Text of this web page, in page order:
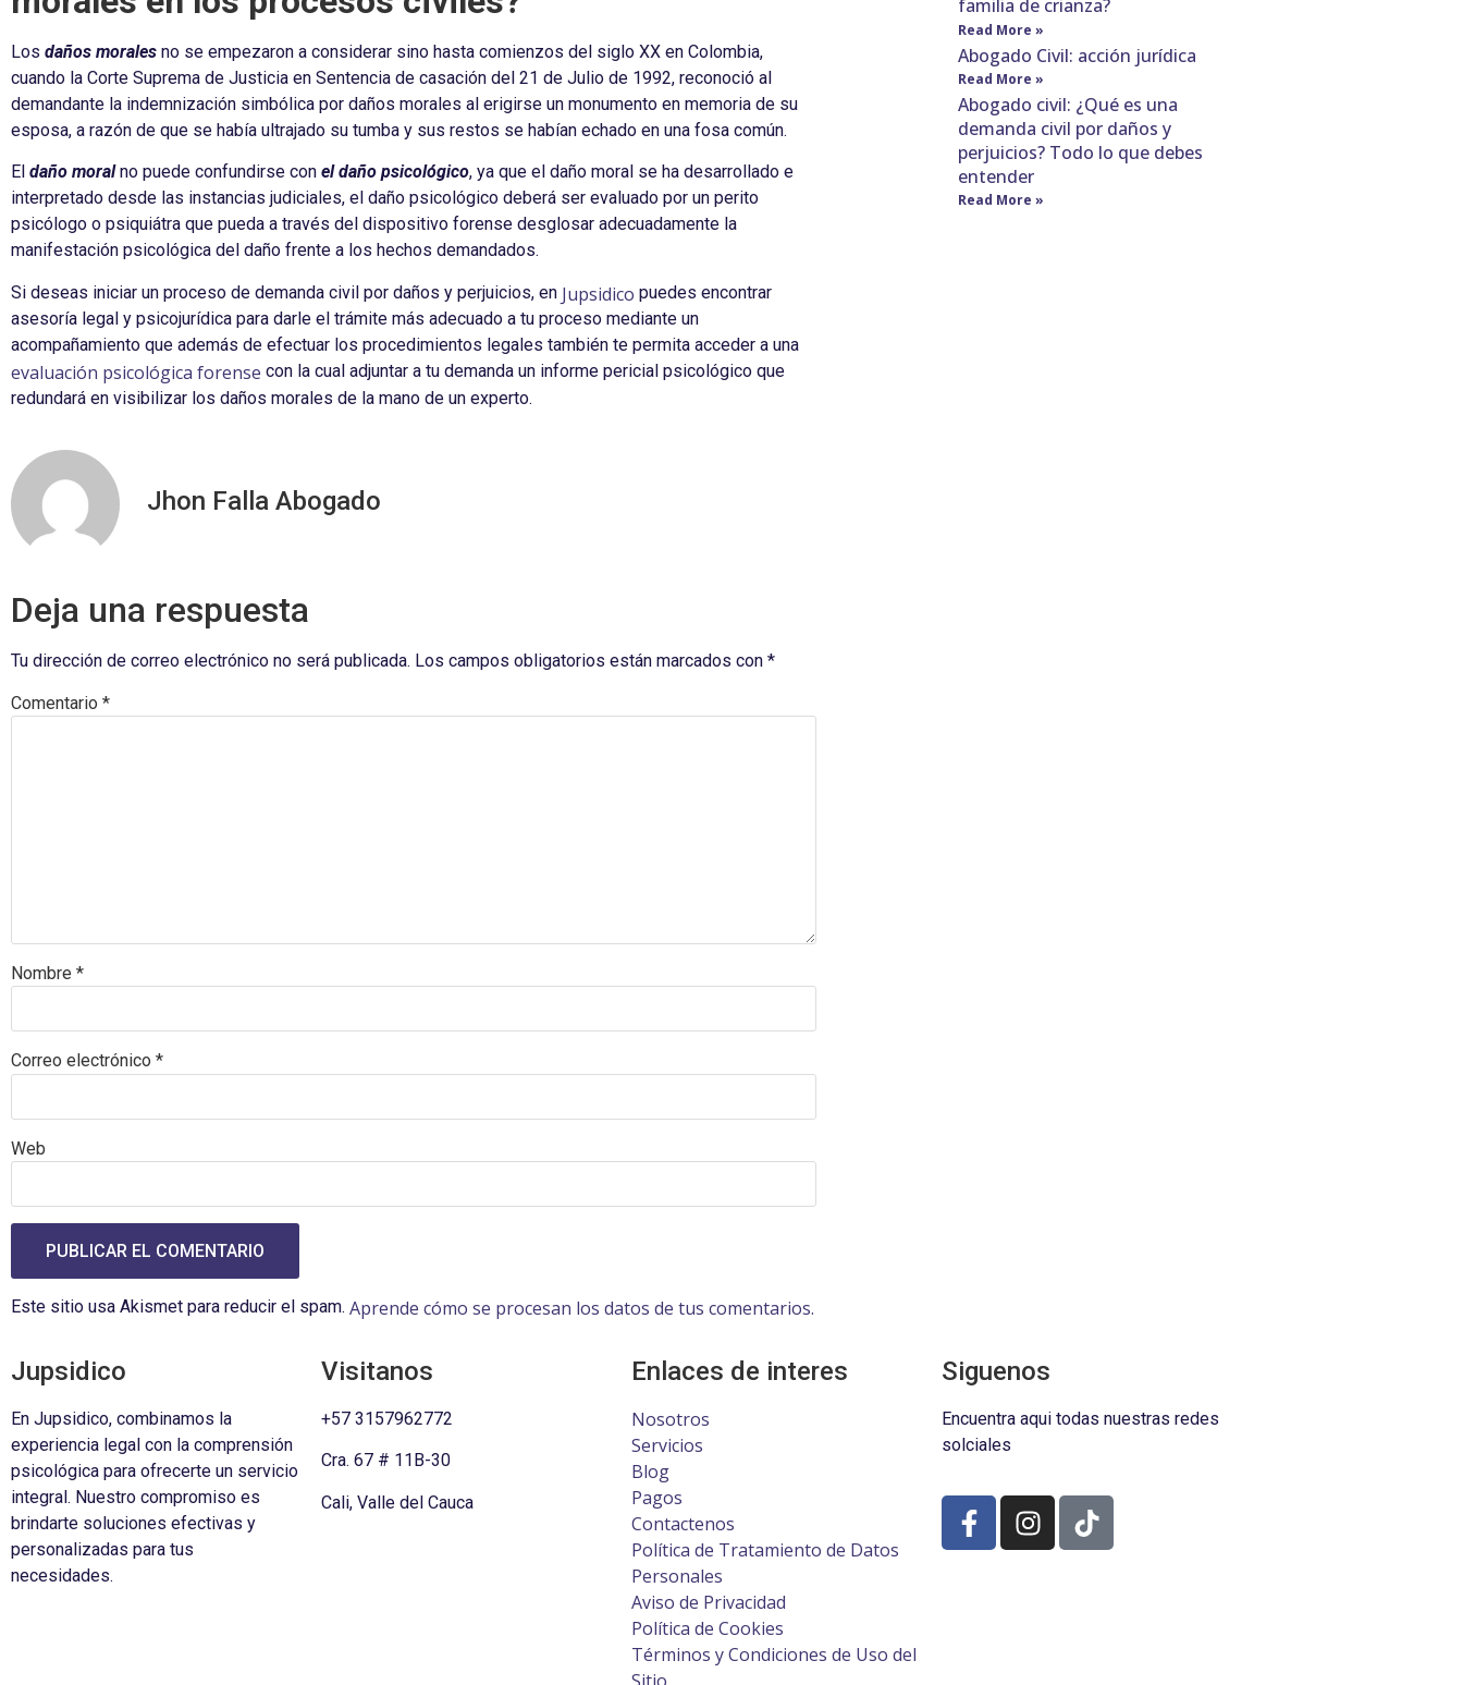
Los daños morales no se empezaron a considerar sino hasta comienzos del siglo XX en Colombia,
cuando la Corte Suprema de Justicia en Sentencia de casación del 21 de Julio de 1992, reconoció al
demandante la indemnización simbólica por daños morales al erigirse un monumento en memoria de su
esposa, a razón de que se había ultrajado su tumba y sus restos se habían echado en una fosa común.
El daño moral no puede confundirse con el daño psicológico, ya que el daño moral se ha desarrollado e
interpretado desde las instancias judiciales, el daño psicológico deberá ser evaluado por un perito
psicólogo o psiquiátra que pueda a través del dispositivo forense desglosar adecuadamente la
manifestación psicológica del daño frente a los hechos demandados.
Si deseas iniciar un proceso de demanda civil por daños y perjuicios, en Jupsidico puedes encontrar
asesoría legal y psicojurídica para darle el trámite más adecuado a tu proceso mediante un
acompañamiento que además de efectuar los procedimientos legales también te permita acceder a una
evaluación psicológica forense con la cual adjuntar a tu demanda un informe pericial psicológico que
redundará en visibilizar los daños morales de la mano de un experto.
Jhon Falla Abogado
Deja una respuesta
Tu dirección de correo electrónico no será publicada. Los campos obligatorios están marcados con *
Comentario *
Nombre *
Correo electrónico *
Web
Este sitio usa Akismet para reducir el spam. Aprende cómo se procesan los datos de tus comentarios.
familia de crianza?
Read More »
Abogado Civil: acción jurídica
Read More »
Abogado civil: ¿Qué es una
demanda civil por daños y
perjuicios? Todo lo que debes
entender
Read More »
Jupsidico
En Jupsidico, combinamos la
experiencia legal con la comprensión
psicológica para ofrecerte un servicio
integral. Nuestro compromiso es
brindarte soluciones efectivas y
personalizadas para tus
necesidades.
Visitanos
+57 3157962772
Cra. 67 # 11B-30
Cali, Valle del Cauca
Enlaces de interes
Nosotros
Servicios
Blog
Pagos
Contactenos
Política de Tratamiento de Datos
Personales
Aviso de Privacidad
Política de Cookies
Términos y Condiciones de Uso del
Siguenos
Encuentra aqui todas nuestras redes
solciales